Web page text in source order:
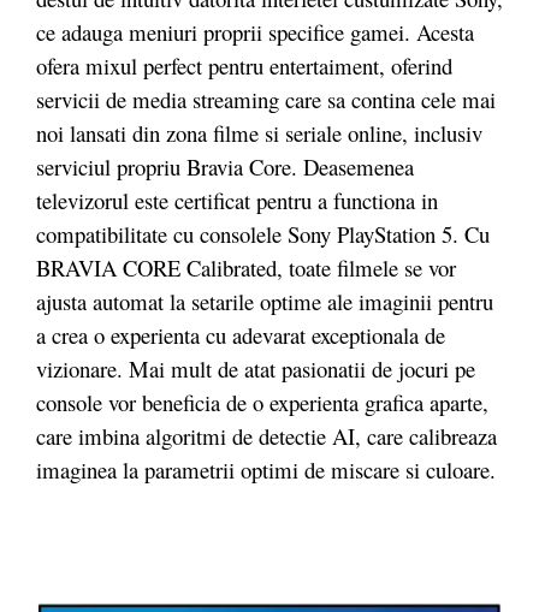
ce adauga meniuri proprii specifice gamei. Acesta
ofera mixul perfect pentru entertaiment, oferind
servicii de media streaming care sa contina cele mai
noi lansati din zona filme si seriale online, inclusiv
serviciul propriu Bravia Core. Deasemenea
televizorul este certificat pentru a functiona in
compatibilitate cu consolele Sony PlayStation 5. Cu
BRAVIA CORE Calibrated, toate filmele se vor
ajusta automat la setarile optime ale imaginii pentru
a crea o experienta cu adevarat exceptionala de
vizionare. Mai mult de atat pasionatii de jocuri pe
console vor beneficia de o experienta grafica aparte,
care imbina algoritmi de detectie AI, care calibreaza
imaginea la parametrii optimi de miscare si culoare.